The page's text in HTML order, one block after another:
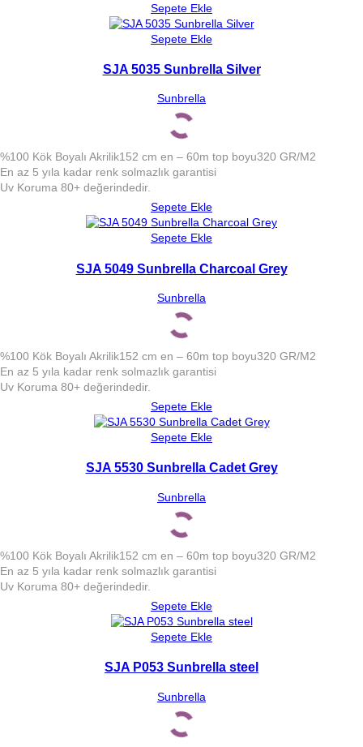
Sepete Ekle
Sepete Ekle
SJA 5035 Sunbrella Silver
Sunbrella
%100 Kök Boyalı Akrilik152 cm en – 60m top boyu320 GR/M2
En az 5 yıla kadar renk solmazlık garantisi
Uv Koruma 80+ değerindedir.
Sepete Ekle
Sepete Ekle
SJA 5049 Sunbrella Charcoal Grey
Sunbrella
%100 Kök Boyalı Akrilik152 cm en – 60m top boyu320 GR/M2
En az 5 yıla kadar renk solmazlık garantisi
Uv Koruma 80+ değerindedir.
Sepete Ekle
Sepete Ekle
SJA 5530 Sunbrella Cadet Grey
Sunbrella
%100 Kök Boyalı Akrilik152 cm en – 60m top boyu320 GR/M2
En az 5 yıla kadar renk solmazlık garantisi
Uv Koruma 80+ değerindedir.
Sepete Ekle
Sepete Ekle
SJA P053 Sunbrella steel
Sunbrella